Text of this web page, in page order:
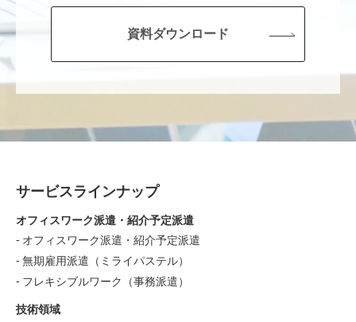
資料ダウンロード
サービスラインナップ
オフィスワーク派遣・紹介予定派遣
オフィスワーク派遣・紹介予定派遣
無期雇用派遣（ミライパステル）
フレキシブルワーク（事務派遣）
技術領域